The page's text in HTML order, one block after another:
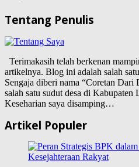
Tentang Penulis
Terimakasih telah berkenan
artikelnya. Blog ini adalah salah
Sengaja diberi nama “Coretan
salah satu sudut desa di Kabupaten
Keseharian saya disamping…
Artikel Populer